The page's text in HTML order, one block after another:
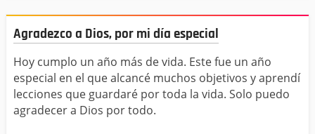
Agradezco a Dios, por mi día especial
Hoy cumplo un año más de vida. Este fue un año
especial en el que alcancé muchos objetivos y aprendí
lecciones que guardaré por toda la vida. Solo puedo
agradecer a Dios por todo.